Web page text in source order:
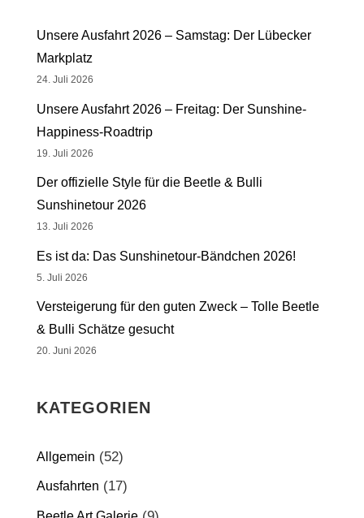
Unsere Ausfahrt 2026 – Samstag: Der Lübecker
Markplatz
24. Juli 2026
Unsere Ausfahrt 2026 – Freitag: Der Sunshine-
Happiness-Roadtrip
19. Juli 2026
Der offizielle Style für die Beetle & Bulli
Sunshinetour 2026
13. Juli 2026
Es ist da: Das Sunshinetour-Bändchen 2026!
5. Juli 2026
Versteigerung für den guten Zweck – Tolle Beetle
& Bulli Schätze gesucht
20. Juni 2026
KATEGORIEN
Allgemein (52)
Ausfahrten (17)